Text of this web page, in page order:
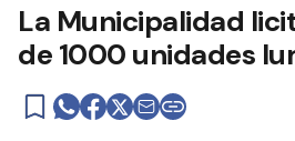
La Municipalidad
de 1000 unidades